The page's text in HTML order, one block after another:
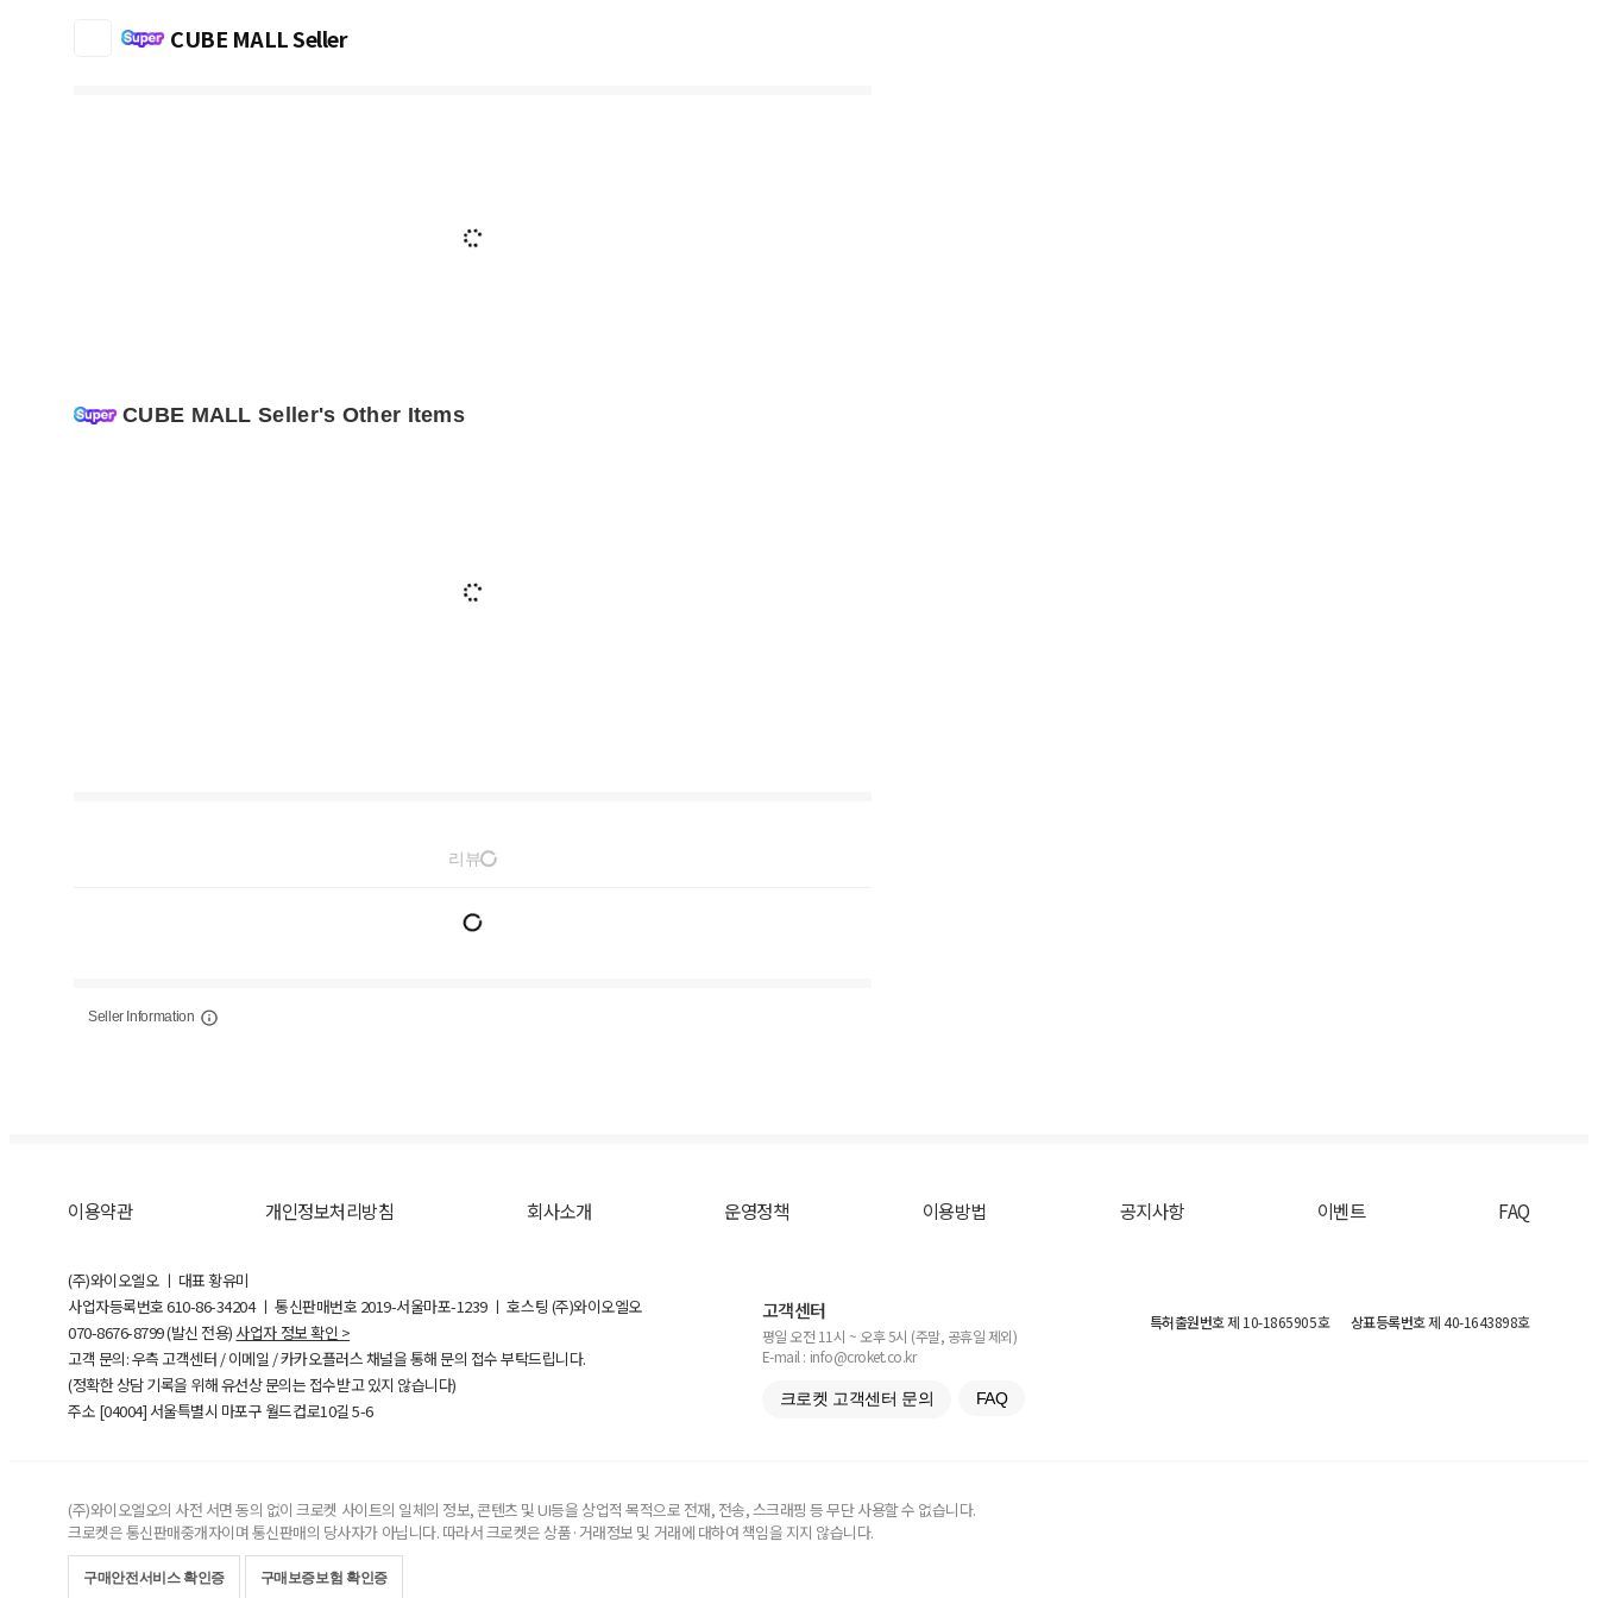
CUBE MALL Seller
CUBE MALL Seller's Other Items
리뷰
Seller Information
이용약관 개인정보처리방침 회사소개 운영정책 이용방법 공지사항 이벤트 FAQ
(주)와이오엘오 ㅣ 대표 황유미
사업자등록번호610-86-34204ㅣ 통신판매번호 2019-서울마포-1239 ㅣ 호스팅 (주)와이오엘오
070-8676-8799 (발신 전용) 사업자 정보 확인 >
고객 문의: 우측 고객센터 / 이메일 / 카카오플러스 채널을 통해 문의 접수 부탁드립니다.
(정확한 상담 기록을 위해 유선상 문의는 접수받고 있지 않습니다)
주소 [04004] 서울특별시 마포구 월드컵로10길5-6
고객센터
평일 오전 11시 ~ 오후 5시 (주말, 공휴일 제외)
E-mail : info@croket.co.kr
크로켓 고객센터 문의 FAQ
특허출원번호제 10-1865905호 상표등록번호제 40-1643898호
(주)와이오엘오의 사전 서면 동의 없이 크로켓 사이트의 일체의 정보, 콘텐츠 및 UI등을 상업적 목적으로 전재, 전송, 스크래핑 등 무단 사용할 수 없습니다.
크로켓은 통신판매중개자이며 통신판매의 당사자가 아닙니다. 따라서 크로켓은 상품·거래정보 및 거래에 대하여 책임을 지지 않습니다.
구매안전서비스 확인증 구매보증보험 확인증